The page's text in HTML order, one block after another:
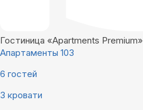
Гостиница «Apartments Premium»
Апартаменты 103
6 гостей
3 кровати